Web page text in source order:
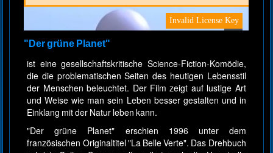
"Der grüne Planet"
ist eine gesellschaftskritische Science-Fiction-Komödie,
die die problematischen Seiten des heutigen Lebensstil
der Menschen beleuchtet. Der Film zeigt auf lustige Art
und Weise wie man sein Leben besser gestalten und in
Einklang mit der Natur leben kann.
"Der grüne Planet" erschien 1996 unter dem
französischen Originaltitel "La Belle Verte". Das Drehbuch